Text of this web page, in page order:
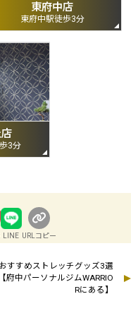
東府中店
東府中駅徒歩3分
3分
LINE URLコピー
おすすめストレッチグッズ3選
【府中パーソナルジムWARRIO
Rにある】